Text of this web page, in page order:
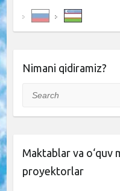
Nimani qidiramiz?
Search
Maktablar va o‘quv
proyektorlar